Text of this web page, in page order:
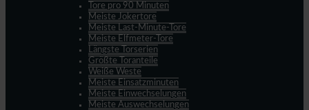
Tore pro 90 Minuten
Meiste Jokertore
Meiste Last-Minute-Tore
Meiste Elfmeter-Tore
Längste Torserien
Größte Toranteile
Weiße Weste
Meiste Einsatzminuten
Meiste Einwechselungen
Meiste Auswechselungen